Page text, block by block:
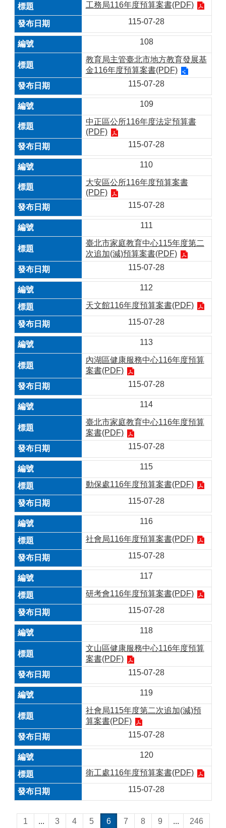
工務局116年度預算案書(PDF)
115-07-28
108
教育局主管臺北市地方教育發展基
金116年度預算案書(PDF)
115-07-28
109
中正區公所116年度法定預算書
(PDF)
115-07-28
110
大安區公所116年度預算案書
(PDF)
115-07-28
111
臺北市家庭教育中心115年度第二
次追加(減)預算案書(PDF)
115-07-28
112
天文館116年度預算案書(PDF)
115-07-28
113
內湖區健康服務中心116年度預算
案書(PDF)
115-07-28
114
臺北市家庭教育中心116年度預算
案書(PDF)
115-07-28
115
動保處116年度預算案書(PDF)
115-07-28
116
社會局116年度預算案書(PDF)
115-07-28
117
研考會116年度預算案書(PDF)
115-07-28
118
文山區健康服務中心116年度預算
案書(PDF)
115-07-28
119
社會局115年度第二次追加(減)預
算案書(PDF)
115-07-28
120
衛工處116年度預算案書(PDF)
115-07-28
1 ... 3 4 5 6 7 8 9 ... 246